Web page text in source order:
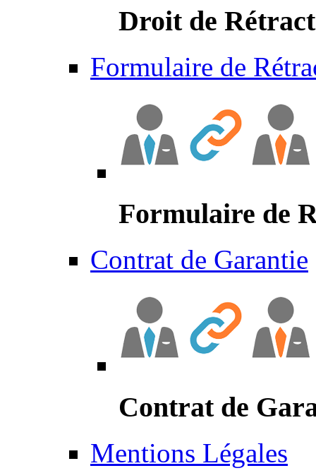
Droit de
Formulaire de
Formulaire de
Contrat de Garantie
Contrat de
Mentions Légales